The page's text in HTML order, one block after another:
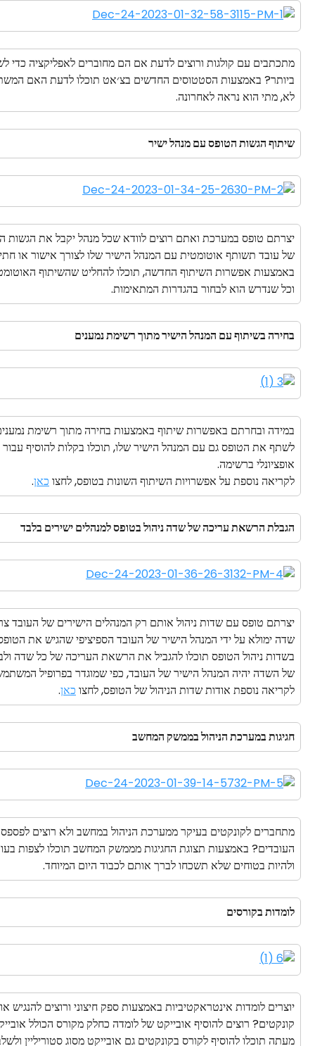
מתכתבים עם קולגות ורוצים לדעת אם הם מחוברים לאפליקציה כדי
ביותר? באמצעות הסטטוסים החדשים בצ׳אט תוכלו לדעת האם
לא, מתי הוא נראה לאחרונה.
שיתוף הגשות הטופס עם מנהל ישיר
יצרתם טופס במערכת ואתם רוצים לוודא שכל מנהל יקבל את הגשות
של עובד תשותף אוטומטית עם המנהל הישיר שלו לצורך אישור או
באמצעות אפשרות השיתוף החדשה, תוכלו להחליט שהשיתוף
וכל שנדרש הוא לבחור בהגדרות המתאימות.
בחירה בשיתוף עם המנהל הישיר מתוך רשימת נמענים
במידה ובחרתם באפשרות שיתוף באמצעות בחירה מתוך רשימת
לשתף את הטופס גם עם המנהל הישיר שלו, תוכלו בקלות להוסיף
אופציונלי ברשימה.
לקריאה נוספת על אפשרויות השיתוף השונות בטופס, לחצו כאן.
הגבלת הרשאת עריכה של שדה ניהול בטופס למנהלים ישירים בלבד
יצרתם טופס עם שדות ניהול אותם רק המנהלים הישירים של העובד
שדה ימולא על ידי המנהל הישיר של העובד הספיציפי שהגיש את
בשדות ניהול הטופס תוכלו להגביל את הרשאת העריכה של כל שדה
של השדה יהיה המנהל הישיר של העובד, כפי שמוגדר בפרופיל
לקריאה נוספת אודות שדות הניהול של הטופס, לחצו כאן.
חגיגות במערכת הניהול בממשק המחשב
מתחברים לקונקטים בעיקר ממערכת הניהול במחשב ולא רוצים
העובדים? באמצעות תצוגת החגיגות מממשק המחשב תוכלו לצפות
ולהיות בטוחים שלא תשכחו לברך אותם לכבוד היום המיוחד.
לומדות בקורסים
יוצרים לומדות אינטראקטיביות באמצעות ספק חיצוני ורוצים
קונקטים? רוצים להוסיף אובייקט של לומדה כחלק מקורס הכולל
מעתה תוכלו להוסיף לקורס בקונקטים גם אובייקט מסוג סטוריליין